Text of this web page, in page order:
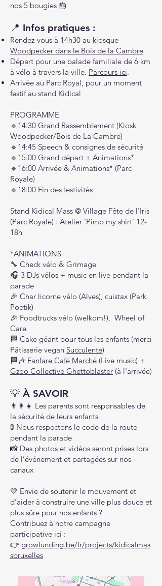
nos 5 bougies 🎂
📍 Infos pratiques :
Rendez-vous à 14h30 au kiosque
Woodpecker dans le Bois de la Cambre
Départ pour une balade familiale de 6 km
à vélo à travers la ville. Parcours ici.
Arrivée au Parc Royal, pour un moment
festif au stand Kidical
PROGRAMME
🔹14:30 Grand Rassemblement (Kiosk
Woodpecker/Bois de La Cambre)
🔹14:45 Speech & consignes de sécurité
🔹15:00 Grand départ + Animations*
🔹16:00 Arrivée & Animations* (Parc
Royale)
🔹18:00 Fin des festivités
Stand Kidical Mass @ Village Fête de l'Iris
(Parc Royale) : Atelier 'Pimp my shirt' 12-
18h
*ANIMATIONS
🔧 Check vélo & Grimage
🎧 3 DJs vélos + music en live pendant la
parade
🎉 Char licorne vélo (Alves), cuistax (Park
Poetik)
🎉 Foodtrucks vélo (welkom!), Wheel of
Care
🏁 Cake géant pour tous les enfants (merci
Pâtisserie vegan Succulente)
🏁🎶 Fanfare Café Marché (Live music) +
Gzoo Collective Ghettoblaster (à l'arrivée)
💡 À SAVOIR
👨‍👩‍👧 Les parents sont responsables de
la sécurité de leurs enfants
🚦 Nous respectons le code de la route
pendant la parade
📸 Des photos et vidéos seront prises lors
de l’événement et partagées sur nos
canaux
💛 Envie de soutenir le mouvement et
d’aider à construire une ville plus douce et
plus sûre pour nos enfants ?
Contribuez à notre campagne
participative ici :
👉 growfunding.be/fr/projects/kidicalmas
sbruxelles